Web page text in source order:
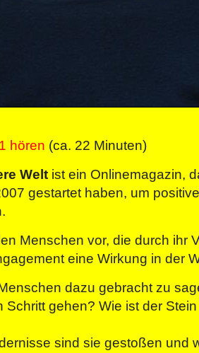
hören (ca. 22 Minuten)
Welt ist ein Onlinemagazin,
gestartet haben, um
Menschen vor, die durch ihr
eine Wirkung in der
dazu gebracht zu
Schritt gehen? Wie ist der
sind sie gestoßen und